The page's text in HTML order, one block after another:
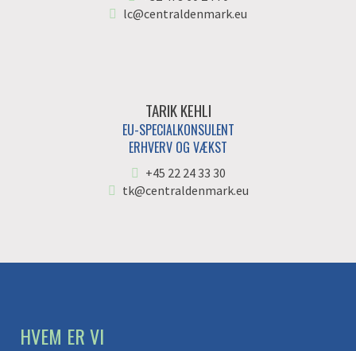
lc@centraldenmark.eu
TARIK KEHLI
EU-SPECIALKONSULENT
ERHVERV OG VÆKST
+45 22 24 33 30
tk@centraldenmark.eu
HVEM ER VI